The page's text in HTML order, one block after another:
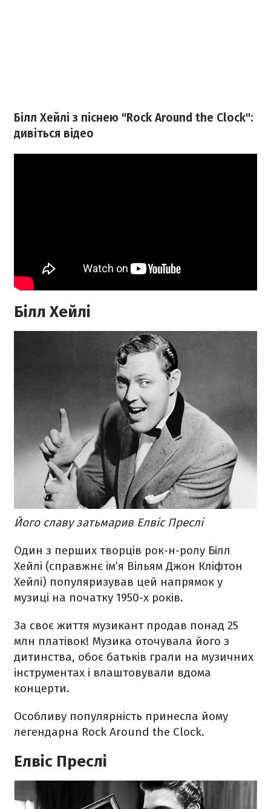
Білл Хейлі з піснею "Rock Around the Clock":
дивіться відео
Білл Хейлі
Його славу затьмарив Елвіс Преслі
Один з перших творців рок-н-ролу Білл
Хейлі (справжнє ім’я Вільям Джон Кліфтон
Хейлі) популяризував цей напрямок у
музиці на початку 1950-х років.
За своє життя музикант продав понад 25
млн платівок! Музика оточувала його з
дитинства, обоє батьків грали на музичних
інструментах і влаштовували вдома
концерти.
Особливу популярність принесла йому
легендарна Rock Around the Clock.
Елвіс Преслі